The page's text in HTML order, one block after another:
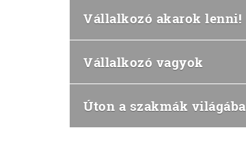
Vállalkozó akarok lenni!
Vállalkozó vagyok
Úton a szakmák világába